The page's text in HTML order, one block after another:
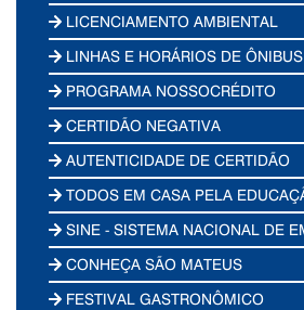
LICENCIAMENTO AMBIENTAL
LINHAS E HORÁRIOS DE ÔNIBUS
PROGRAMA NOSSOCRÉDITO
CERTIDÃO NEGATIVA
AUTENTICIDADE DE CERTIDÃO
TODOS EM CASA PELA
SINE - SISTEMA NACIONAL DE
CONHEÇA SÃO MATEUS
FESTIVAL GASTRONÔMICO